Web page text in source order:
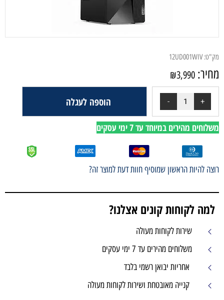
מק"ט: 12UD001WIV
מחיר: ₪3,990
הוספה לעגלה
משלוחים מהירים במיוחד עד 7 ימי עסקים
רוצה להיות הראשון שמוסיף חוות דעת למוצר זה?
למה לקוחות קונים אצלנו?
שירות לקוחות מעולה
משלוחים מהירים עד 7 ימי עסקים
אחריות יבואן רשמי בלבד
קנייה מאובטחת ושירות לקוחות מעולה